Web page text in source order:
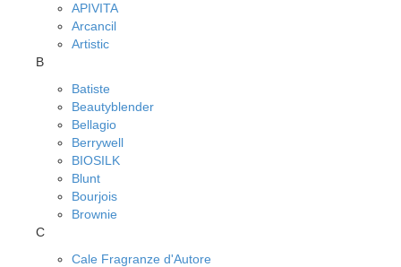
APIVITA
Arcancil
Artistic
B
Batiste
Beautyblender
Bellagio
Berrywell
BIOSILK
Blunt
Bourjois
Brownie
C
Cale Fragranze d'Autore